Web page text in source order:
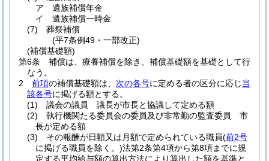
ア
遺族補償年金
イ
遺族補償一時金
(7)
葬祭補償
(平7条例49・一部改正)
(補償基礎額)
第6条
補償は、療養補償を除き、補償基礎額を基礎として行
なう。
2
前項の補償基礎額は、 次の各号に定める者の区分に応じ当
該各号に掲げる額とする。
(1)
議会の議員 議長が市長と協議して定める額
(2)
執行機関たる委員会の委員及び非常勤の監査委員 市
長が定める額
(3)
その報酬が日額又は月額で定められている職員(前2号
に掲げる職員を除く。)法第2条第4項から第8項までに規
定する平均給与額の算出方法により算出した額を基準と